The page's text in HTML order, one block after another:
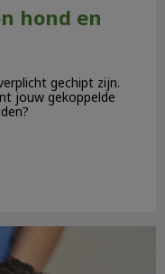
hond en
gechipt zijn.
jouw gekoppelde